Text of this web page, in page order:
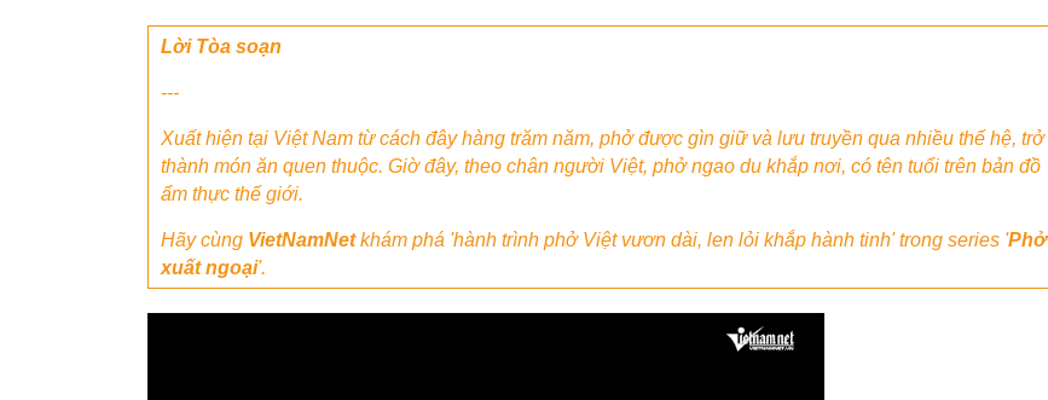
Lời Tòa soạn
---
Xuất hiện tại Việt Nam từ cách đây hàng trăm năm, phở được gìn giữ và lưu truyền qua nhiều thế hệ, trở
thành món ăn quen thuộc. Giờ đây, theo chân người Việt, phở ngao du khắp nơi, có tên tuổi trên bản đồ
ẩm thực thế giới.
Hãy cùng VietNamNetkhám phá 'hành trình phở Việt vươn dài, len lỏi khắp hành tinh' trong series 'Phở
xuất ngoại'.